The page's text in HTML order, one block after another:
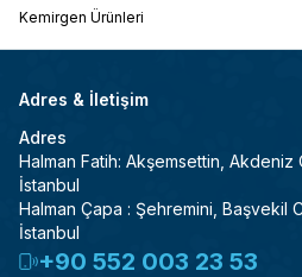
Kemirgen Ürünleri
Adres & İletişim
Adres
Halman Fatih: Akşemsettin,
İstanbul
Halman Çapa : Şehremini, Başvekil
İstanbul
+90 552 003 23 53